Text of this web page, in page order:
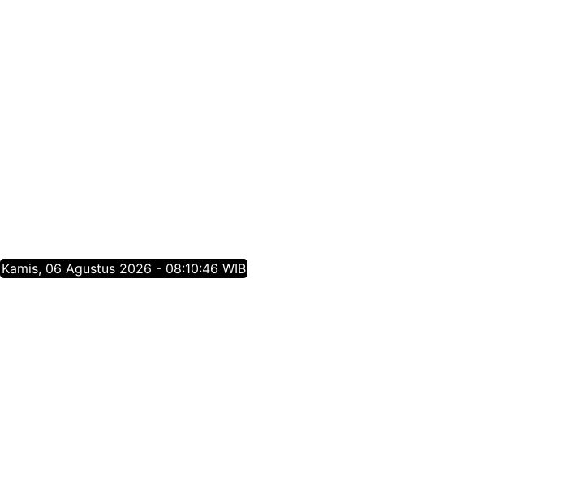
Kamis, 06 Agustus 2026 - 08:10:47 WIB